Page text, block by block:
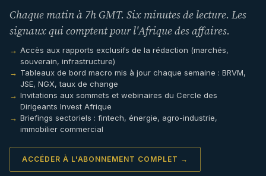
Chaque matin à 7h GMT. Six minutes de lecture. Les
signaux qui comptent pour l'Afrique des affaires.
Accès aux rapports exclusifs de la rédaction (marchés,
souverain, infrastructure)
Tableaux de bord macro mis à jour chaque semaine : BRVM,
JSE, NGX, taux de change
Invitations aux sommets et webinaires du Cercle des
Dirigeants Invest Afrique
Briefings sectoriels : fintech, énergie, agro-industrie,
immobilier commercial
ACCÉDER À L'ABONNEMENT COMPLET →